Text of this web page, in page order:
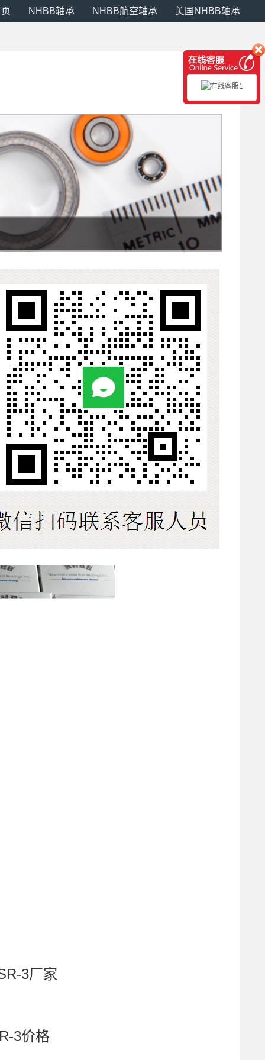
NHBB轴承 NHBB航空轴承 美国NHBB轴承
3厂家
3价格